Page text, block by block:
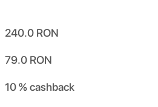
240.0 RON
79.0 RON
10 %cashback